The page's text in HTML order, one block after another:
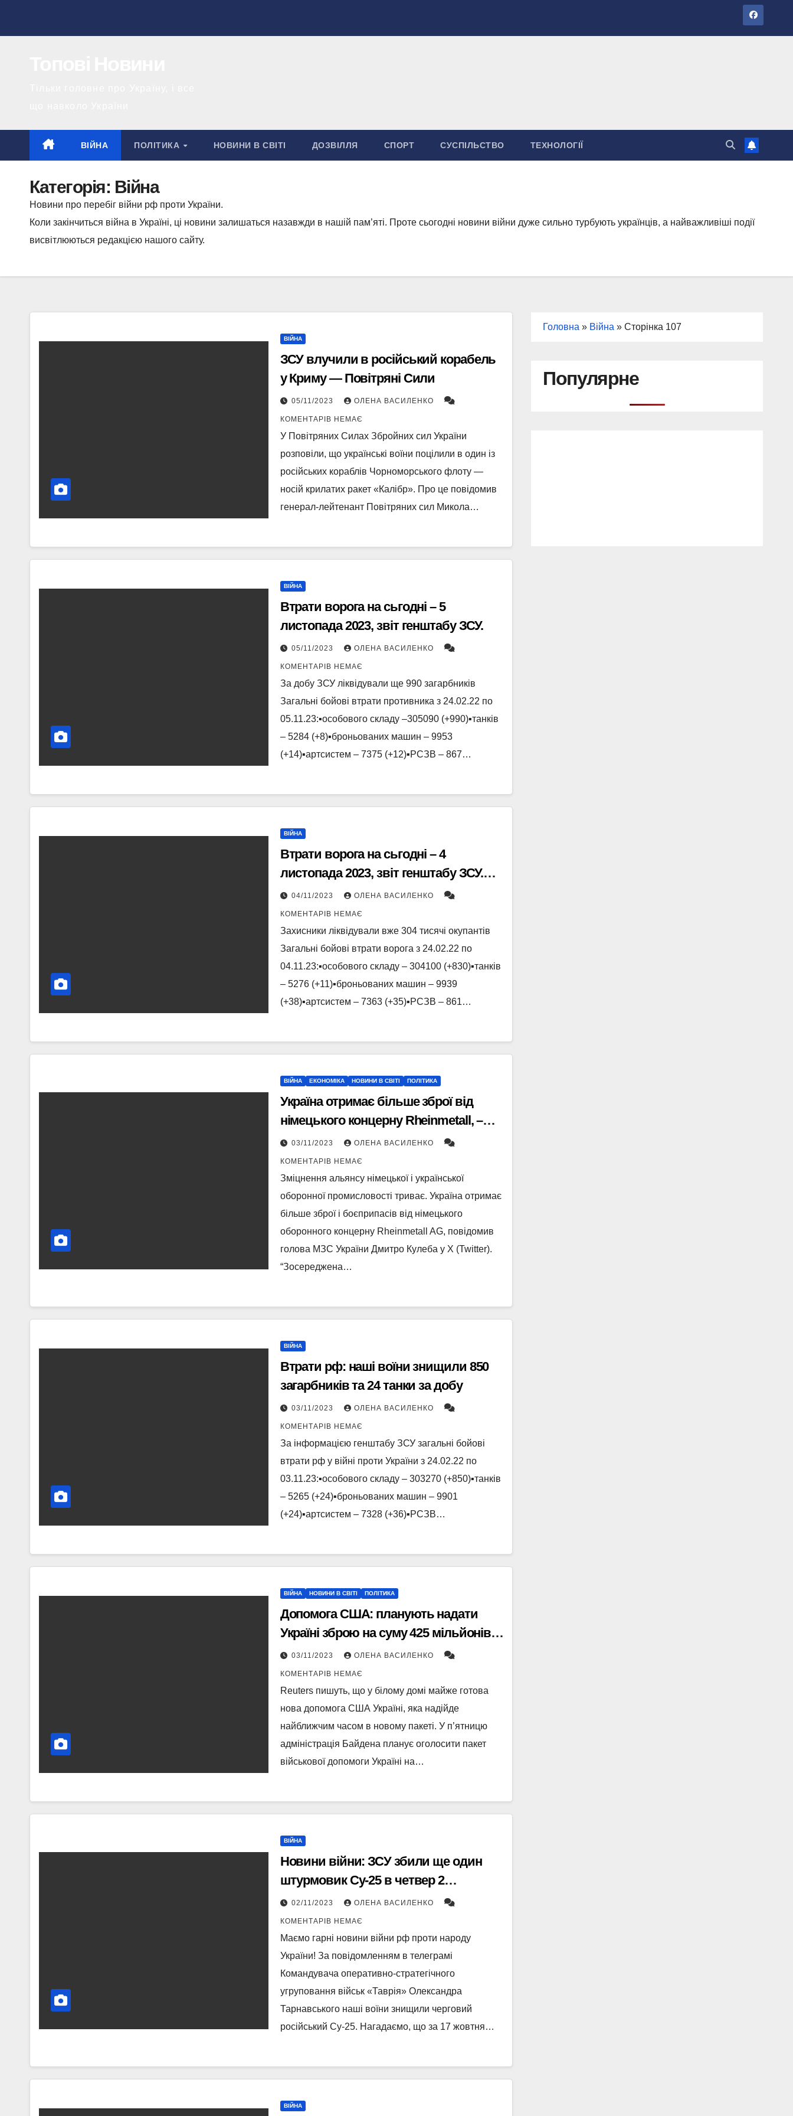
ВІЙНА ПОЛІТИКА НОВИНИ В СВІТІ ДОЗВІЛЛЯ СПОРТ СУСПІЛЬСТВО ТЕХНОЛОГІЇ
Категорія: Війна
Новини про перебіг війни рф проти України.
Коли закінчиться війна в Україні, ці новини залишаться назавжди в нашій пам’яті. Проте сьогодні новини війни дуже сильно турбують українців, а найважливіші події
висвітлюються редакцією нашого сайту.
ВІЙНА
ЗСУ влучили в російський корабель
у Криму — Повітряні Сили
05/11/2023 ОЛЕНА ВАСИЛЕНКО
КОМЕНТАРІВ НЕМАЄ
У Повітряних Силах Збройних сил України
розповіли, що українські воїни поцілили в один із
російських кораблів Чорноморського флоту —
носій крилатих ракет «Калібр». Про це повідомив
генерал-лейтенант Повітряних сил Микола…
ВІЙНА
Втрати ворога на сьгодні – 5
листопада 2023, звіт генштабу ЗСУ.
05/11/2023 ОЛЕНА ВАСИЛЕНКО
КОМЕНТАРІВ НЕМАЄ
За добу ЗСУ ліквідували ще 990 загарбників
Загальні бойові втрати противника з 24.02.22 по
05.11.23:▪️особового складу ‒305090 (+990)▪️танків
‒ 5284 (+8)▪️броньованих машин ‒ 9953
(+14)▪️артсистем – 7375 (+12)▪️РСЗВ – 867…
ВІЙНА
Втрати ворога на сьгодні – 4
листопада 2023, звіт генштабу ЗСУ.
Збиті шахеди.
04/11/2023 ОЛЕНА ВАСИЛЕНКО
КОМЕНТАРІВ НЕМАЄ
Захисники ліквідували вже 304 тисячі окупантів
Загальні бойові втрати ворога з 24.02.22 по
04.11.23:▪️особового складу ‒ 304100 (+830)▪️танків
‒ 5276 (+11)▪️броньованих машин ‒ 9939
(+38)▪️артсистем – 7363 (+35)▪️РСЗВ – 861…
ВІЙНА ЕКОНОМІКА НОВИНИ В СВІТІ ПОЛІТИКА
Україна отримає більше зброї від
німецького концерну Rheinmetall, –
Кулеба
03/11/2023 ОЛЕНА ВАСИЛЕНКО
КОМЕНТАРІВ НЕМАЄ
Зміцнення альянсу німецької і української
оборонної промисловості триває. Україна отримає
більше зброї і боєприпасів від німецького
оборонного концерну Rheinmetall AG, повідомив
голова МЗС України Дмитро Кулеба у Х (Twitter).
“Зосереджена…
ВІЙНА
Втрати рф: наші воїни знищили 850
загарбників та 24 танки за добу
03/11/2023 ОЛЕНА ВАСИЛЕНКО
КОМЕНТАРІВ НЕМАЄ
За інформацією генштабу ЗСУ загальні бойові
втрати рф у війні проти України з 24.02.22 по
03.11.23:▪️особового складу ‒ 303270 (+850)▪️танків
‒ 5265 (+24)▪️броньованих машин ‒ 9901
(+24)▪️артсистем – 7328 (+36)▪️РСЗВ…
ВІЙНА НОВИНИ В СВІТІ ПОЛІТИКА
Допомога США: планують надати
Україні зброю на суму 425 мільйонів
доларів
03/11/2023 ОЛЕНА ВАСИЛЕНКО
КОМЕНТАРІВ НЕМАЄ
Reuters пишуть, що у білому домі майже готова
нова допомога США Україні, яка надійде
найближчим часом в новому пакеті. У п’ятницю
адміністрація Байдена планує оголосити пакет
військової допомоги Україні на…
ВІЙНА
Новини війни: ЗСУ збили ще один
штурмовик Су-25 в четвер 2
листопада
02/11/2023 ОЛЕНА ВАСИЛЕНКО
КОМЕНТАРІВ НЕМАЄ
Маємо гарні новини війни рф проти народу
України! За повідомленням в телеграмі
Командувача оперативно-стратегічного
угруповання військ «Таврія» Олександра
Тарнавського наші воїни знищили черговий
російський Су-25. Нагадаємо, що за 17 жовтня…
ВІЙНА
Головна » Війна »Сторінка 107
Популярне